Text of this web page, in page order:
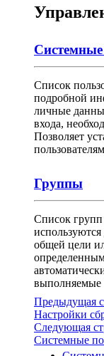
Системные
Список
подробной
личные
входа,
Позволяет
Группы
Список
общей цели
выполняемые
Предыдущая
Настройки
Следующая
Системные